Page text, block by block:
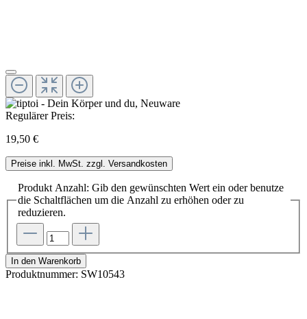
Regulärer Preis:
19,50 €
Preise inkl. MwSt. zzgl. Versandkosten
Produkt Anzahl: Gib den gewünschten Wert ein oder benutze
die Schaltflächen um die Anzahl zu erhöhen oder zu
reduzieren.
In den Warenkorb
Produktnummer: SW10543